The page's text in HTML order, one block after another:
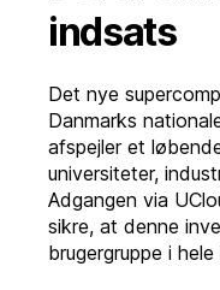
indsats
Det nye
Danmarks
afspejler et
universiteter,
Adgangen via
sikre, at denne
brugergruppe i